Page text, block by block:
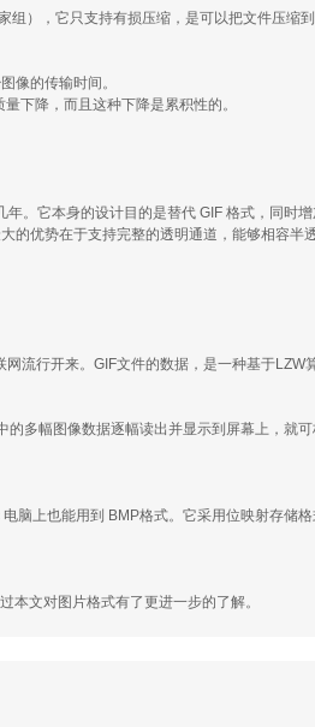
），它只支持有损压缩，是可以把文件压缩
像的传输时间。
下降，而且这种下降是累积性的。
。它本身的设计目的是替代 GIF 格式，同时增
的优势在于支持完整的透明通道，能够相容半
流行开来。GIF文件的数据，是一种基于
多幅图像数据逐幅读出并显示到屏幕上，就
上也能用到 BMP格式。它采用位映射存储
本文对图片格式有了更进一步的了解。